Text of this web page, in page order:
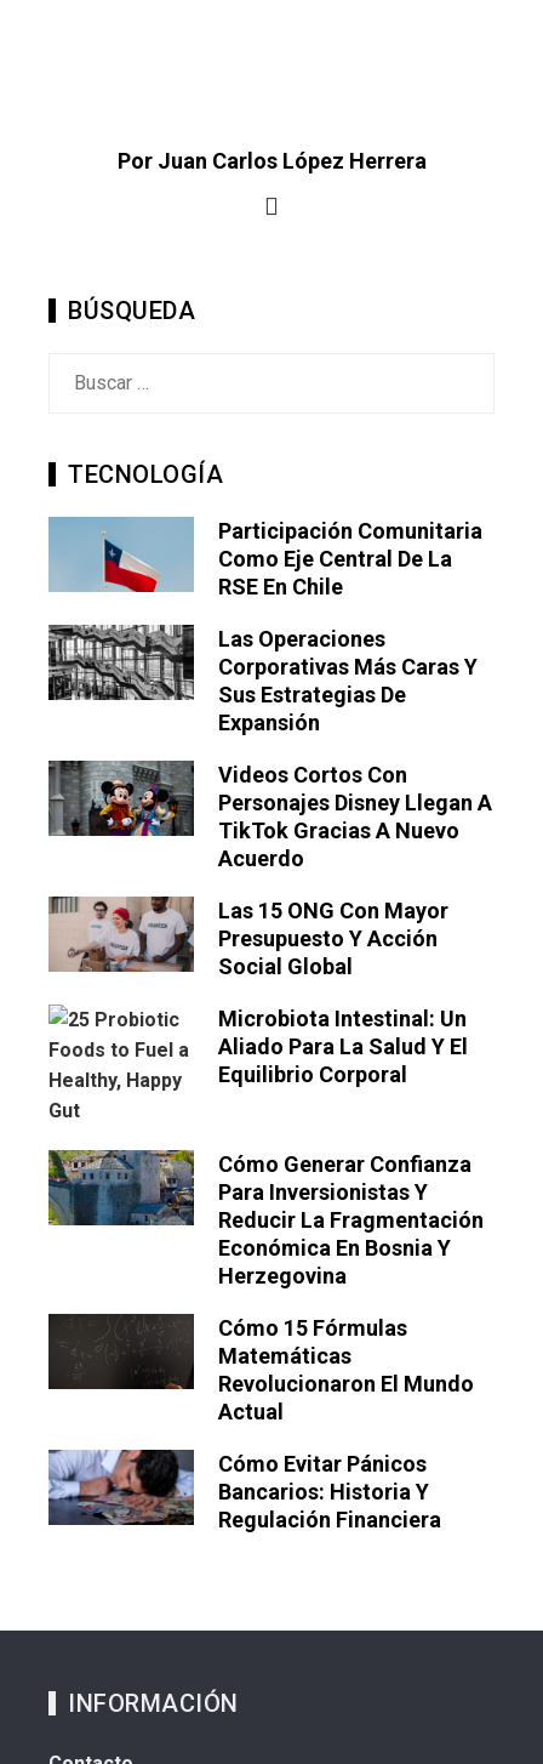
Por Juan Carlos López Herrera
BÚSQUEDA
TECNOLOGÍA
Participación Comunitaria
Como Eje Central De La
RSE En Chile
Las Operaciones
Corporativas Más Caras Y
Sus Estrategias De
Expansión
Videos Cortos Con
Personajes Disney Llegan A
TikTok Gracias A Nuevo
Acuerdo
Las 15 ONG Con Mayor
Presupuesto Y Acción
Social Global
Microbiota Intestinal: Un
Aliado Para La Salud Y El
Equilibrio Corporal
Cómo Generar Confianza
Para Inversionistas Y
Reducir La Fragmentación
Económica En Bosnia Y
Herzegovina
Cómo 15 Fórmulas
Matemáticas
Revolucionaron El Mundo
Actual
Cómo Evitar Pánicos
Bancarios: Historia Y
Regulación Financiera
INFORMACIÓN